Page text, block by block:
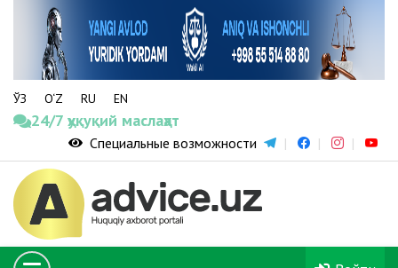
ЎЗ O‘Z RU EN
24/7 ҳуқуқий маслаҳат
Специальные возможности